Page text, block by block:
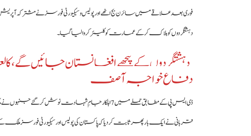
فوری بعد علاقے میں سائرن بج اٹھے اور پولیس و سیکیورٹی فورسز نے مشترکہ
دہشتگردوں کو ہلاک کر کے عمارت کو کلیئر کروا لیا گیا۔
دہشتگردوں کے پیچھے افغانستان جائیں گے
دفاع خواجہ آصف
ڈی ایس پی کے مطابق حملے میں 7 اہلکار جامِ شہادت نوش
قربانی نے ایک بار پھر ثابت کر دیا کہ پاکستان کی پولیس اور سیکیورٹی فورسز